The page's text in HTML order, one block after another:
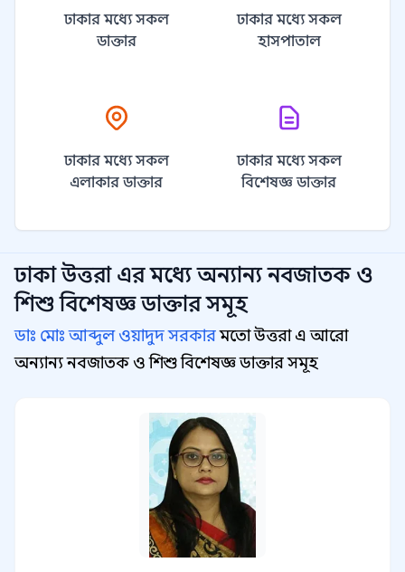
ঢাকার মধ্যে সকল
ডাক্তার
ঢাকার মধ্যে সকল
হাসপাতাল
ঢাকার মধ্যে সকল
এলাকার ডাক্তার
ঢাকার মধ্যে সকল
বিশেষজ্ঞ ডাক্তার
ঢাকা উত্তরা এর মধ্যে অন্যান্যনবজাতক ও
শিশু বিশেষজ্ঞ ডাক্তার সমূহ
ডাঃ মোঃ আব্দুল ওয়াদুদ সরকারমতো উত্তরা এ আরো
অন্যান্য নবজাতক ও শিশু বিশেষজ্ঞ ডাক্তার সমূহ